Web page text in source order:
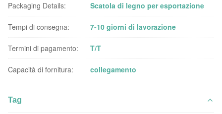
Packaging Details: Scatola di legno per esportazione
Tempi di consegna: 7-10 giorni di lavorazione
Termini di pagamento: T/T
Capacità di fornitura: collegamento
Tag